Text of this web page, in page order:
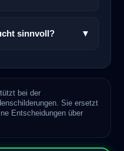
sinnvoll? ▼
bei der
Sie ersetzt
Entscheidungen über